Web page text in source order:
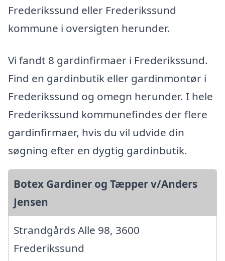
Frederikssund eller Frederikssund
kommune i oversigten herunder.
Vi fandt 8 gardinfirmaer i Frederikssund.
Find en gardinbutik eller gardinmontør i
Frederikssund og omegn herunder. I hele
Frederikssund kommunefindes der flere
gardinfirmaer, hvis du vil udvide din
søgning efter en dygtig gardinbutik.
Botex Gardiner og Tæpper v/Anders
Jensen
Strandgårds Alle 98, 3600
Frederikssund